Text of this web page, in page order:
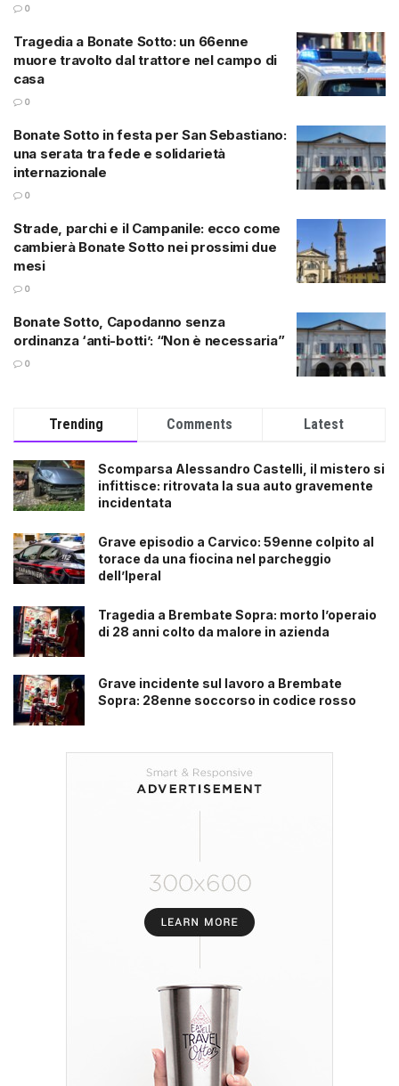
0
Tragedia a Bonate Sotto: un 66enne
muore travolto dal trattore nel campo di
casa
0
Bonate Sotto in festa per San Sebastiano:
una serata tra fede e solidarietà
internazionale
0
Strade, parchi e il Campanile: ecco come
cambierà Bonate Sotto nei prossimi due
mesi
0
Bonate Sotto, Capodanno senza
ordinanza ‘anti-botti’: “Non è necessaria”
0
Trending Comments Latest
Scomparsa Alessandro Castelli, il mistero si
infittisce: ritrovata la sua auto gravemente
incidentata
Grave episodio a Carvico: 59enne colpito al
torace da una fiocina nel parcheggio
dell’Iperal
Tragedia a Brembate Sopra: morto l’operaio
di 28 anni colto da malore in azienda
Grave incidente sul lavoro a Brembate
Sopra: 28enne soccorso in codice rosso